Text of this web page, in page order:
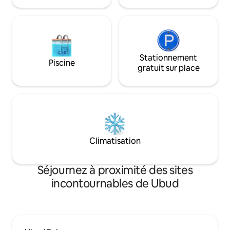
varier tout au long de l'année.
Piscine
Stationnement
gratuit sur place
Climatisation
Séjournez à proximité des sites
incontournables de Ubud